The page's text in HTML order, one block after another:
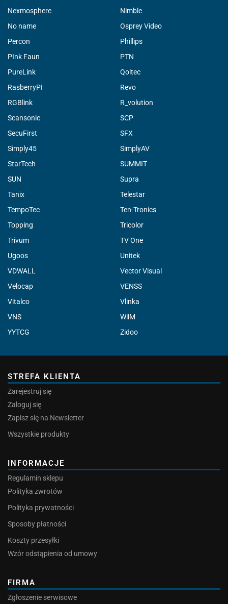
Nexmosphere
Nimble
No name
Osprey Video
Percon
Phillips
PInk Faun
PTN
PureLink
Qoltec
RasberryPI
Revo
RGBlink
R_volution
Scansonic
SCP
SecuFirst
SFX
Simply45
SimplyAV
StarTech
SUMMIT
SUN
Supra
Tanix
Telestar
TempoTec
Ten-Tronics
Topping
Tricolor
Trivum
TV One
Ugoos
Unitek
VDWALL
Vector Visual
Velocap
VENSS
Vitalco
Vlinka
VNS
WiiM
YYTCG
Zidoo
STREFA KLIENTA
Zarejestruj się
Zaloguj się
Zapisz się na Newsletter
Wszystkie produkty
INFORMACJE
Regulamin sklepu
Polityka zwrotów
Polityka prywatności
Sposoby płatności
Koszty przesyłki
Wzór odstąpienia od umowy
FIRMA
Zgłoszenie serwisowe